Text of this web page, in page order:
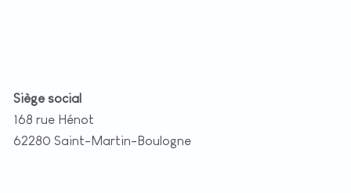
Siège social
168 rue Hénot
62280 Saint-Martin-Boulogne